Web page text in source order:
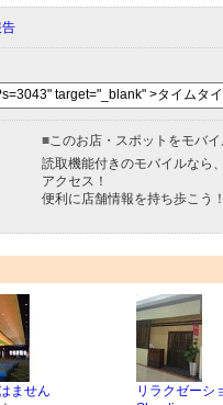
告
■ このお店・スポットをモバ
読取機能付きのモバイルなら
アクセス！
便利に店舗情報を持ち歩こう！
ません
リラクゼーシ